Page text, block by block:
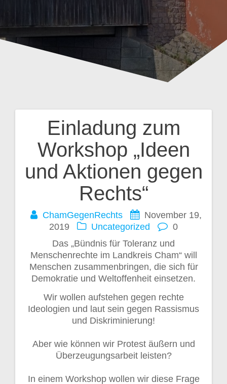
Einladung zum
Workshop „Ideen
und Aktionen gegen
Rechts“
ChamGegenRechts
November 19,
2019
Uncategorized
0
Das „Bündnis für Toleranz und
Menschenrechte im Landkreis Cham“ will
Menschen zusammenbringen, die sich für
Demokratie und Weltoffenheit einsetzen.
Wir wollen aufstehen gegen rechte
Ideologien und laut sein gegen Rassismus
und Diskriminierung!
Aber wie können wir Protest äußern und
Überzeugungsarbeit leisten?
In einem Workshop wollen wir diese Frage
Beitragsnavigation